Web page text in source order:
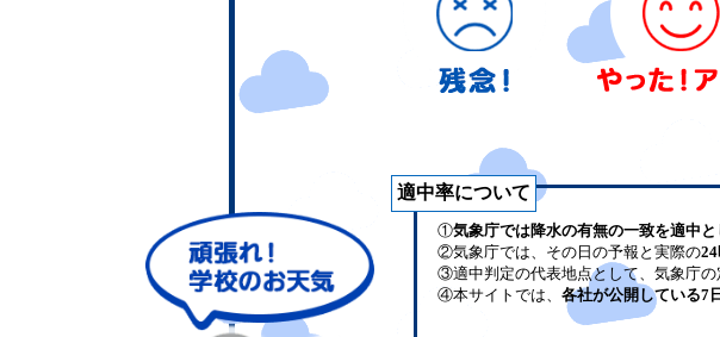
適中率について
①気象庁では降水の有無の一致を適中と
②気象庁では、その日の予報と実際の
③適中判定の代表地点として、気象庁の
④本サイトでは、 各社が公開している7